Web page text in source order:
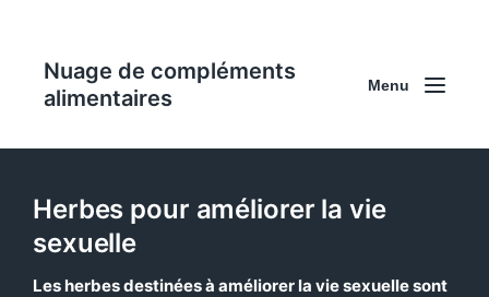
Nuage de compléments
alimentaires
Menu
Herbes pour améliorer la vie
sexuelle
Les herbes destinées à améliorer la vie sexuelle sont